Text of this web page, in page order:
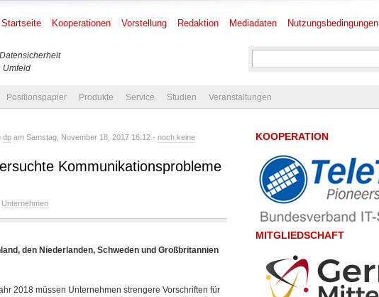
Umfeld
Startseite Kooperationen Vorstellung Redaktion Mediadaten Nutzungsbedingungen
Positionspapier Produkte Service Studien Veranstaltungen
dp am Samstag, November 18, 2017 16:12 - noch keine
Kommunikationsprobleme
Unternehmen
den Niederlanden, Schweden und Großbritannien
2018 müssen Unternehmen strengere Vorschriften für
KOOPERATION
MITGLIEDSCHAFT